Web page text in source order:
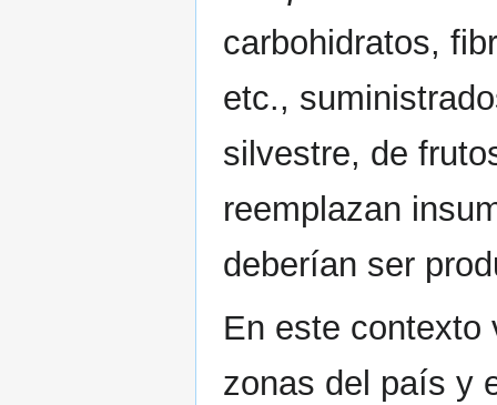
carbohidratos,
etc.,
silvestre, de
reemplazan
deberían ser
En este contexto
zonas del país y